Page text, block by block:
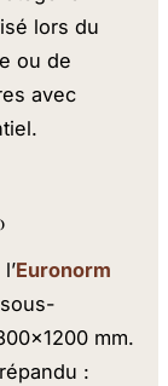
lors du
ou de
avec
Euronorm
mm.
: